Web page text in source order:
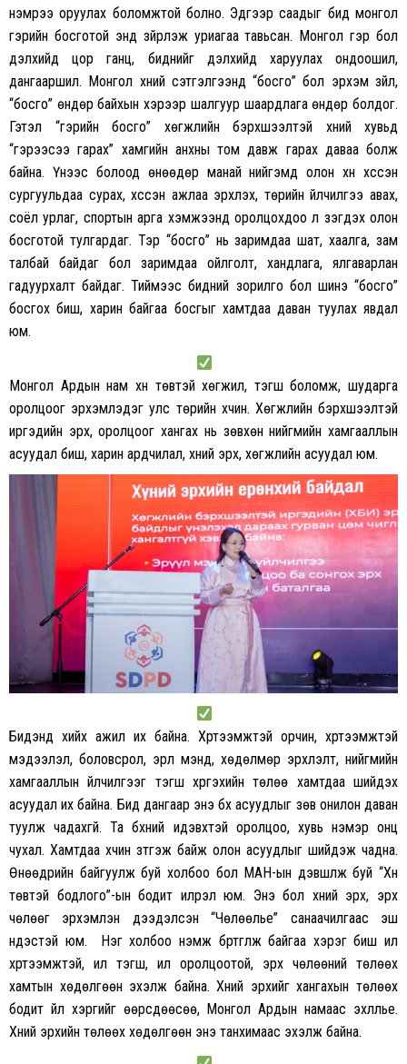
нэмрээ оруулах боломжтой болно. Эдгээр саадыг бид монгол
гэрийн босготой энд зүйрлэж уриагаа тавьсан. Монгол гэр бол
дэлхийд цор ганц, биднийг дэлхийд харуулах ондоошил,
дангааршил. Монгол хүний сэтгэлгээнд “босго” бол эрхэм зүйл,
“босго” өндөр байхын хэрээр шалгуур шаардлага өндөр болдог.
Гэтэл “гэрийн босго” хөгжлийн бэрхшээлтэй хүний хувьд
“гэрээсээ гарах” хамгийн анхны том давж гарах даваа болж
байна. Үүнээс болоод өнөөдөр манай нийгэмд олон хүн хүссэн
сургуульдаа сурах, хүссэн ажлаа эрхлэх, төрийн үйлчилгээ авах,
соёл урлаг, спортын арга хэмжээнд оролцохдоо үл үзэгдэх олон
босготой тулгардаг. Тэр “босго” нь заримдаа шат, хаалга, зам
талбай байдаг бол заримдаа ойлголт, хандлага, ялгаварлан
гадуурхалт байдаг. Тиймээс бидний зорилго бол шинэ “босго”
босгох биш, харин байгаа босгыг хамтдаа даван туулах явдал
юм.
Монгол Ардын нам хүн төвтэй хөгжил, тэгш боломж, шударга
оролцоог эрхэмлэдэг улс төрийн хүчин. Хөгжлийн бэрхшээлтэй
иргэдийн эрх, оролцоог хангах нь зөвхөн нийгмийн хамгааллын
асуудал биш, харин ардчилал, хүний эрх, хөгжлийн асуудал юм.
Бидэнд хийх ажил их байна. Хүртээмжтэй орчин, хүртээмжтэй
мэдээлэл, боловсрол, эрүүл мэнд, хөдөлмөр эрхлэлт, нийгмийн
хамгааллын үйлчилгээг тэгш хүргэхийн төлөө хамтдаа шийдэх
асуудал их байна. Бид дангаар энэ бүх асуудлыг зөв онилон даван
туулж чадахгүй. Та бүхний идэвхтэй оролцоо, хувь нэмэр онц
чухал. Хамтдаа хүчин зүтгэж байж олон асуудлыг шийдэж чадна.
Өнөөдрийн байгуулж буй холбоо бол МАН-ын дэвшүүлж буй “Хүн
төвтэй бодлого”-ын бодит илрэл юм. Энэ бол хүний эрх, эрх
чөлөөг эрхэмлэн дээдэлсэн “Чөлөөлье” санаачилгаас эш
үндэстэй юм. Нэг холбоо нэмж бүртгүүлж байгаа хэрэг биш илүү
хүртээмжтэй, илүү тэгш, илүү оролцоотой, эрх чөлөөний төлөөх
хамтын хөдөлгөөн эхэлж байна. Хүний эрхийг хангахын төлөөх
бодит үйл хэргийг өөрсдөөсөө, Монгол Ардын намаас эхлүүлье.
Хүний эрхийн төлөөх хөдөлгөөн энэ танхимаас эхэлж байна.